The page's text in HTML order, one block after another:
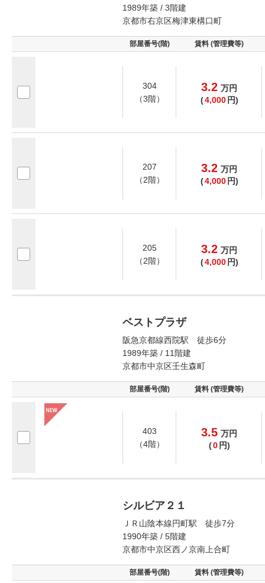
1989年築 / 3階建
京都市右京区梅津東構口町
部屋番号(階) 賃料 (管理費等)
304
（3階）
3.2 万円
(4,000 円)
207
（2階）
3.2 万円
(4,000 円)
205
（2階）
3.2 万円
(4,000 円)
ベストプラザ
阪急京都線西院駅 徒歩6分
1989年築 / 11階建
京都市中京区壬生森町
部屋番号(階) 賃料 (管理費等)
403
（4階）
3.5 万円
(0 円)
シルビア２１
ＪＲ山陰本線円町駅 徒歩7分
1990年築 / 5階建
京都市中京区西ノ京南上合町
部屋番号(階) 賃料 (管理費等)